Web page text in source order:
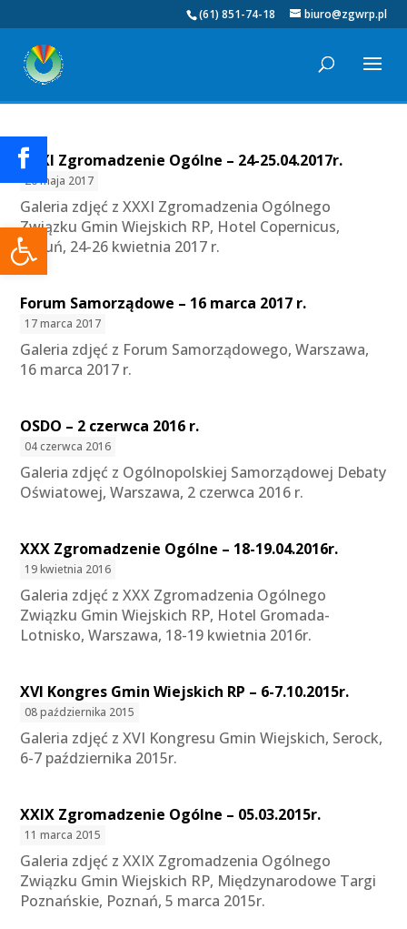
Otwórz pasek narzędzi
(61) 851-74-18 biuro@zgwrp.pl
XXXI Zgromadzenie Ogólne – 24-25.04.2017r.
20 maja 2017
Galeria zdjęć z XXXI Zgromadzenia Ogólnego
Związku Gmin Wiejskich RP, Hotel Copernicus,
Toruń, 24-26 kwietnia 2017 r.
Forum Samorządowe – 16 marca 2017 r.
17 marca 2017
Galeria zdjęć z Forum Samorządowego, Warszawa,
16 marca 2017 r.
OSDO – 2 czerwca 2016 r.
04 czerwca 2016
Galeria zdjęć z Ogólnopolskiej Samorządowej Debaty
Oświatowej, Warszawa, 2 czerwca 2016 r.
XXX Zgromadzenie Ogólne – 18-19.04.2016r.
19 kwietnia 2016
Galeria zdjęć z XXX Zgromadzenia Ogólnego
Związku Gmin Wiejskich RP, Hotel Gromada-
Lotnisko, Warszawa, 18-19 kwietnia 2016r.
XVI Kongres Gmin Wiejskich RP – 6-7.10.2015r.
08 października 2015
Galeria zdjęć z XVI Kongresu Gmin Wiejskich, Serock,
6-7 października 2015r.
XXIX Zgromadzenie Ogólne – 05.03.2015r.
11 marca 2015
Galeria zdjęć z XXIX Zgromadzenia Ogólnego
Związku Gmin Wiejskich RP, Międzynarodowe Targi
Poznańskie, Poznań, 5 marca 2015r.